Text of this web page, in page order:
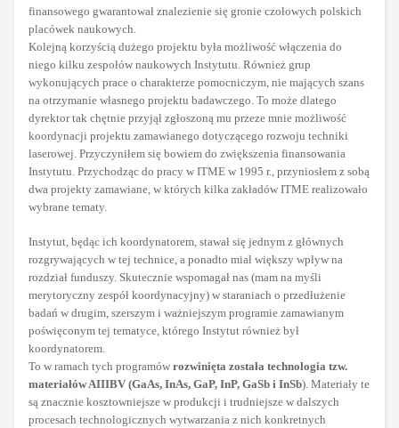
finansowego gwarantował znalezienie się gronie czołowych polskich
placówek naukowych.
Kolejną korzyścią dużego projektu była możliwość włączenia do
niego kilku zespołów naukowych Instytutu. Również grup
wykonujących prace o charakterze pomocniczym, nie mających szans
na otrzymanie własnego projektu badawczego. To może dlatego
dyrektor tak chętnie przyjął zgłoszoną mu przeze mnie możliwość
koordynacji projektu zamawianego dotyczącego rozwoju techniki
laserowej. Przyczyniłem się bowiem do zwiększenia finansowania
Instytutu. Przychodząc do pracy w ITME w 1995 r., przyniosłem z sobą
dwa projekty zamawiane, w których kilka zakładów ITME realizowało
wybrane tematy.
Instytut, będąc ich koordynatorem, stawał się jednym z głównych
rozgrywających w tej technice, a ponadto miał większy wpływ na
rozdział funduszy. Skutecznie wspomagał nas (mam na myśli
merytoryczny zespół koordynacyjny) w staraniach o przedłużenie
badań w drugim, szerszym i ważniejszym programie zamawianym
poświęconym tej tematyce, którego Instytut również był
koordynatorem.
To w ramach tych programów rozwinięta została technologia tzw.
materiałów AIIIBV (GaAs, InAs, GaP, InP, GaSb i InSb). Materiały te
są znacznie kosztowniejsze w produkcji i trudniejsze w dalszych
procesach technologicznych wytwarzania z nich konkretnych